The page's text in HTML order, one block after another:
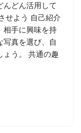
んどん活用して
せよう 自己紹介
相手に興味を持
写真を選び、自
ょう。 共通の趣